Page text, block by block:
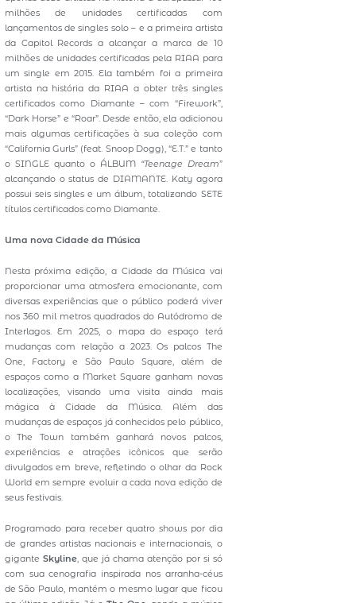
milhões de unidades certificadas com
lançamentos de singles solo – e a primeira artista
da Capitol Records a alcançar a marca de 10
milhões de unidades certificadas pela RIAA para
um single em 2015. Ela também foi a primeira
artista na história da RIAA a obter três singles
certificados como Diamante – com “Firework”,
“Dark Horse” e “Roar”. Desde então, ela adicionou
mais algumas certificações à sua coleção com
“California Gurls” (feat. Snoop Dogg), “E.T.” e tanto
o SINGLE quanto o ÁLBUM “Teenage Dream”
alcançando o status de DIAMANTE. Katy agora
possui seis singles e um álbum, totalizando SETE
títulos certificados como Diamante.
Uma nova Cidade da Música
Nesta próxima edição, a Cidade da Música vai
proporcionar uma atmosfera emocionante, com
diversas experiências que o público poderá viver
nos 360 mil metros quadrados do Autódromo de
Interlagos. Em 2025, o mapa do espaço terá
mudanças com relação a 2023. Os palcos The
One, Factory e São Paulo Square, além de
espaços como a Market Square ganham novas
localizações, visando uma visita ainda mais
mágica à Cidade da Música. Além das
mudanças de espaços já conhecidos pelo público,
o The Town também ganhará novos palcos,
experiências e atrações icônicos que serão
divulgados em breve, refletindo o olhar da Rock
World em sempre evoluir a cada nova edição de
seus festivais.
Programado para receber quatro shows por dia
de grandes artistas nacionais e internacionais, o
gigante Skyline, que já chama atenção por si só
com sua cenografia inspirada nos arranha-céus
de São Paulo, mantém o mesmo lugar que ficou